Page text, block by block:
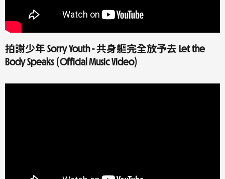
拍謝少年 Sorry Youth - 共身軀完全放予去 Let the
Body Speaks (Official Music Video)